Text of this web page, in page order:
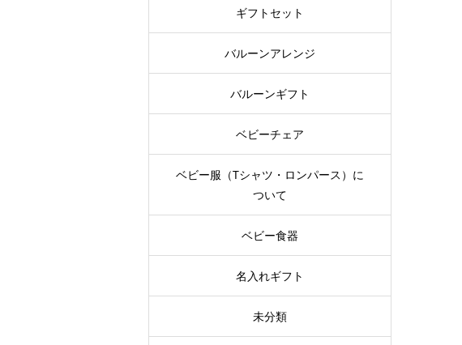
ギフトセット
バルーンアレンジ
バルーンギフト
ベビーチェア
ベビー服（Tシャツ・ロンパース）に
ついて
ベビー食器
名入れギフト
未分類